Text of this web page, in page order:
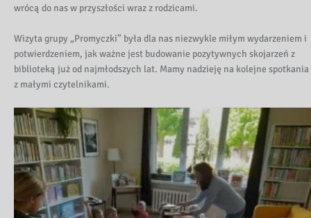
wrócą do nas w przyszłości wraz z rodzicami.
Wizyta grupy „Promyczki” była dla nas niezwykle miłym wydarzeniem i
potwierdzeniem, jak ważne jest budowanie pozytywnych skojarzeń z
biblioteką już od najmłodszych lat. Mamy nadzieję na kolejne spotkania
z małymi czytelnikami.